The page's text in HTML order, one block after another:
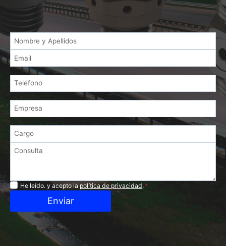
Privacidad
He leído. y acepto lapolítica de privacidad. *
Enviar